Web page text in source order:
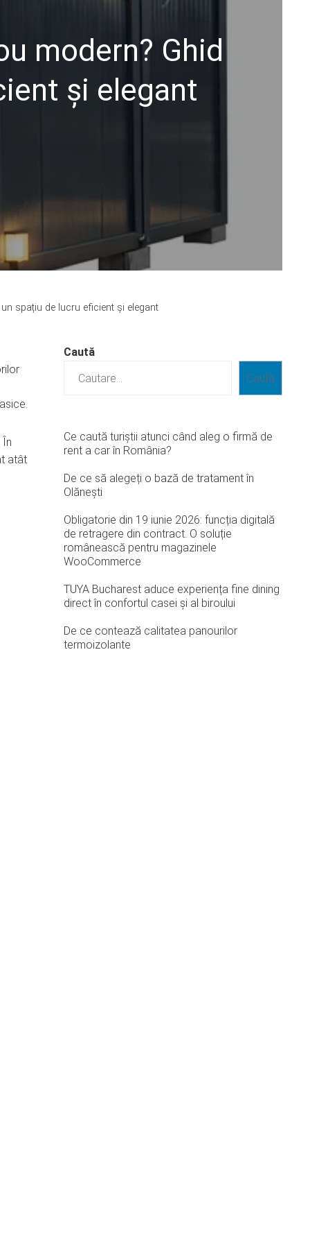
modern? Ghid
și elegant
spațiu de lucru eficient și elegant
atât
Caută
Caută
Ce caută turiștii atunci când aleg o firmă de
rent a car în România?
De ce să alegeți o bază de tratament în
Olănești
Obligatorie din 19 iunie 2026: funcția digitală
de retragere din contract. O soluție
românească pentru magazinele
WooCommerce
TUYA Bucharest aduce experiența fine dining
direct în confortul casei și al biroului
De ce contează calitatea panourilor
termoizolante